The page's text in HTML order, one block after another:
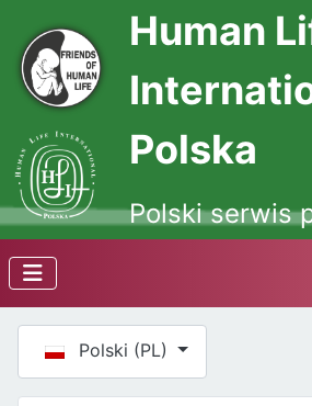
Human
Polska
Polski serwis
Wybierz swój język
Polski (PL)